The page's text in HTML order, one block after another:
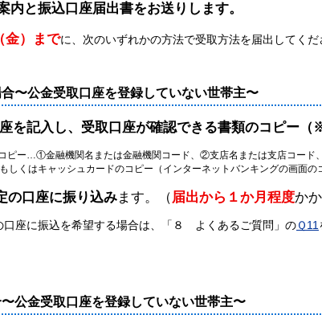
内と振込口座届出書をお送りします。
金）までに、次のいずれかの方法で受取方法を届出してくだ
〜公金受取口座を登録していない世帯主〜
を記入し、受取口座が確認できる書類のコピー
ー…①金融機関名または金融機関コード、②支店名または支店コード
キャッシュカードのコピー（インターネットバンキングの画面のコ
の口座に振り込みます。（届出から１か月程度か
に振込を希望する場合は、「８ よくあるご質問」の Ｑ11
公金受取口座を登録していない世帯主〜